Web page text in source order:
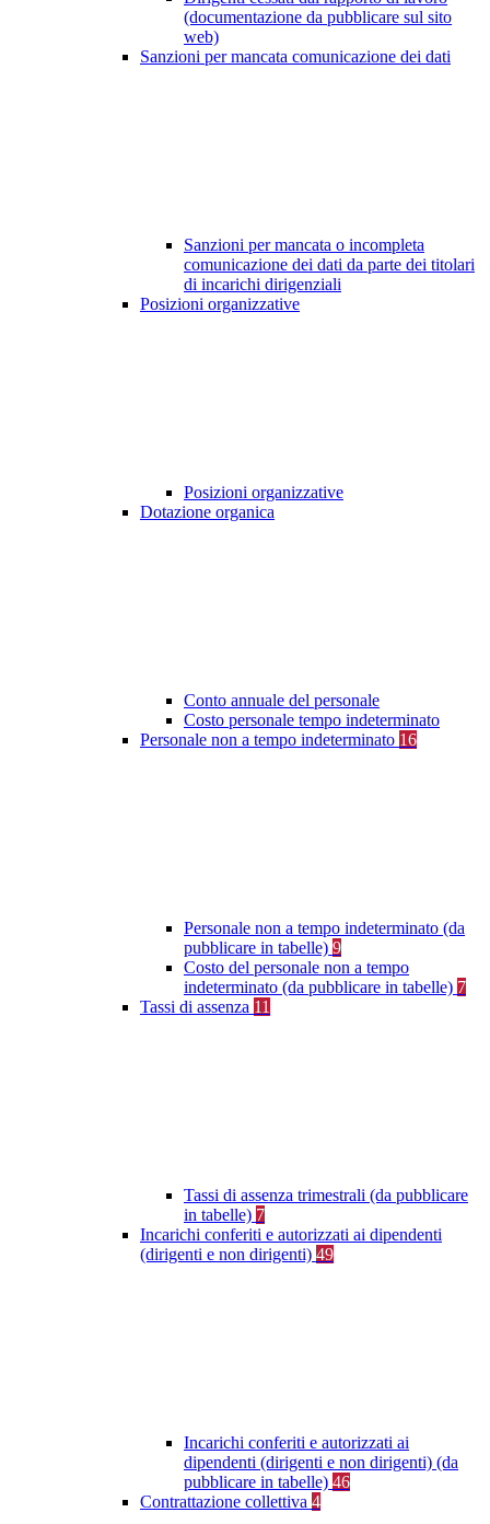
(documentazione da pubblicare sul sito
web)
Sanzioni per mancata comunicazione dei dati
Sanzioni per mancata o incompleta
comunicazione dei dati da parte dei titolari
di incarichi dirigenziali
Posizioni organizzative
Posizioni organizzative
Dotazione organica
Conto annuale del personale
Costo personale tempo indeterminato
Personale non a tempo indeterminato 16
Personale non a tempo indeterminato (da
pubblicare in tabelle) 9
Costo del personale non a tempo
indeterminato (da pubblicare in tabelle) 7
Tassi di assenza 11
Tassi di assenza trimestrali (da pubblicare
in tabelle) 7
Incarichi conferiti e autorizzati ai dipendenti
(dirigenti e non dirigenti) 49
Incarichi conferiti e autorizzati ai
dipendenti (dirigenti e non dirigenti) (da
pubblicare in tabelle) 46
Contrattazione collettiva 4